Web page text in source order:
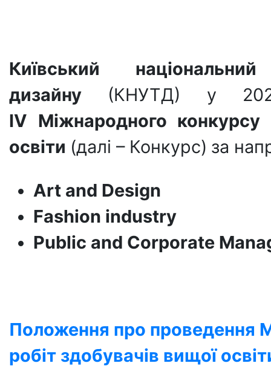
Київський
дизайну (КНУТД) у 2026
ІV Міжнародного конкурсу
освіти (далі – Конкурс) за
Art and Design
Fashion industry
Public and Corporate
Положення про проведення
робіт здобувачів вищої